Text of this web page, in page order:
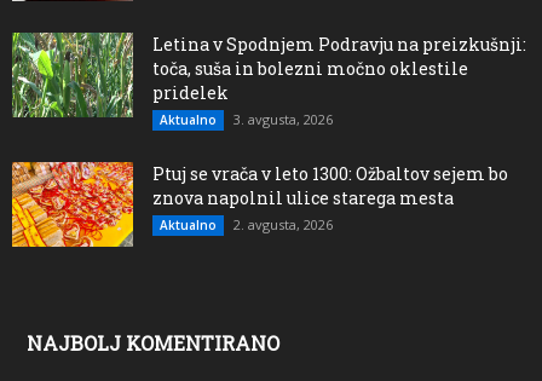
Letina v Spodnjem Podravju na preizkušnji:
toča, suša in bolezni močno oklestile
pridelek
Aktualno 3. avgusta, 2026
Ptuj se vrača v leto 1300: Ožbaltov sejem bo
znova napolnil ulice starega mesta
Aktualno 2. avgusta, 2026
NAJBOLJ KOMENTIRANO